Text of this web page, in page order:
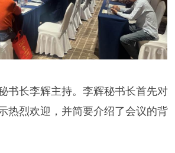
书长李辉主持。李辉秘书长首先对
热烈欢迎，并简要介绍了会议的背